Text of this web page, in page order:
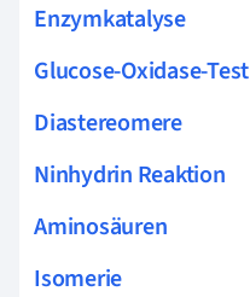
Enzymkatalyse
Glucose-Oxidase-Test
Diastereomere
Ninhydrin Reaktion
Aminosäuren
Isomerie